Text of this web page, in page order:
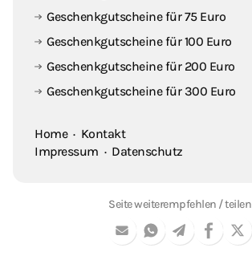
Geschenkgutscheine für 75 Euro
Geschenkgutscheine für 100 Euro
Geschenkgutscheine für 200 Euro
Geschenkgutscheine für 300 Euro
Home· Kontakt
Impressum · Datenschutz
Seite weiterempfehlen / teilen